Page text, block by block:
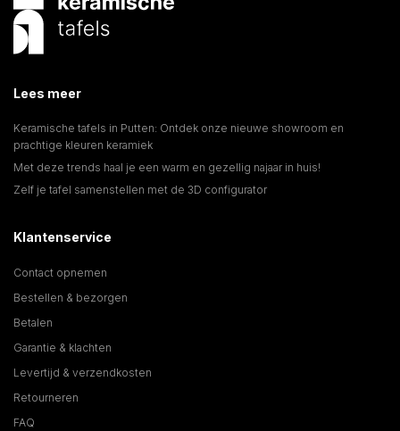
Lees meer
Keramische tafels in Putten: Ontdek onze nieuwe showroom en
prachtige kleuren keramiek
Met deze trends haal je een warm en gezellig najaar in huis!
Zelf je tafel samenstellen met de 3D configurator
Klantenservice
Contact opnemen
Bestellen & bezorgen
Betalen
Garantie & klachten
Levertijd & verzendkosten
Retourneren
FAQ